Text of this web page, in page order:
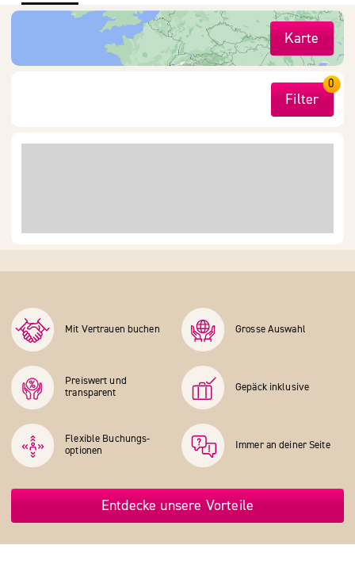
Karte
Filter
0
Mit Vertrauen buchen Grosse Auswahl
Preiswert und
transparent
Gepäck inklusive
Flexible Buchungs­
optionen
Immer an deiner Seite
Entdecke unsere Vorteile